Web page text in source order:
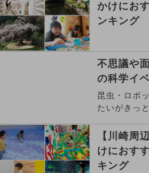
かけにお
ンキング
不思議や
の科学イ
昆虫・ロボ
たいがきっ
【川崎周
けにおす
キング